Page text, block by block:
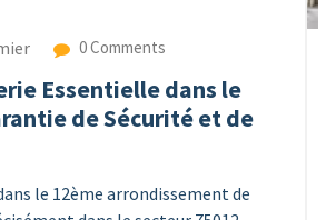
0 Comments
Essentielle dans le
de Sécurité et de
le 12ème arrondissement de